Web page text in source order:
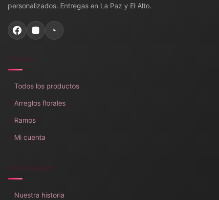
personalizados. Entregas en La Paz y El Alto.
Todos los productos
Arreglos florales
Ramos
Mi cuenta
Información
Nuestra historia